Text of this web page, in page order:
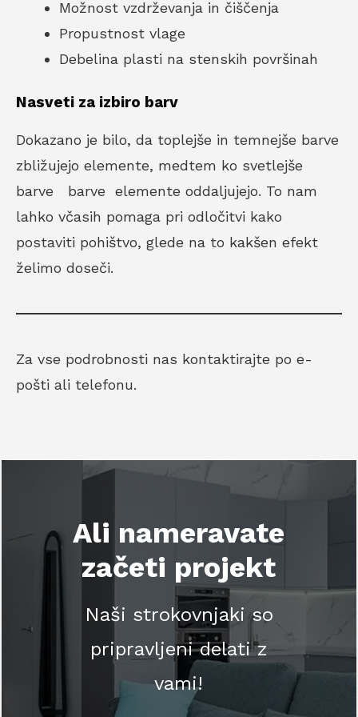
Možnost vzdrževanja in čiščenja
Propustnost vlage
Debelina plasti na stenskih površinah
Nasveti za izbiro barv
Dokazano je bilo, da toplejše in temnejše barve
zbližujejo elemente, medtem ko svetlejše
barve barve elemente oddaljujejo. To nam
lahko včasih pomaga pri odločitvi kako
postaviti pohištvo, glede na to kakšen efekt
želimo doseči.
Za vse podrobnosti nas kontaktirajte po e-
pošti ali telefonu.
Ali nameravate
začeti projekt
Naši strokovnjaki so
pripravljeni delati z
vami!